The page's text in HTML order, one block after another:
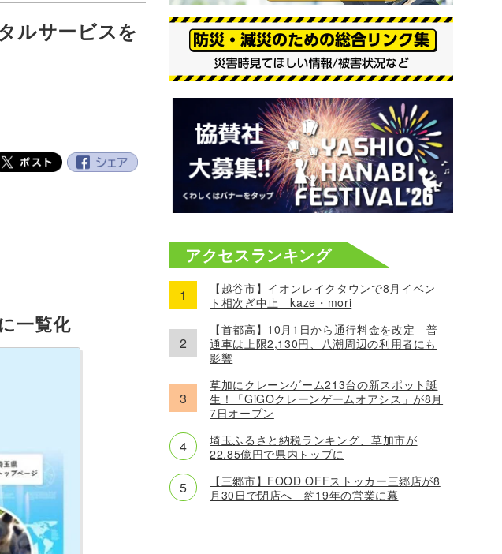
ルサービスを
一覧化
アクセスランキング
【越谷市】イオンレイクタウンで8月イベン
ト相次ぎ中止 kaze・mori
【首都高】10月1日から通行料金を改定 普
通車は上限2,130円、八潮周辺の利用者にも
影響
草加にクレーンゲーム213台の新スポット誕
生！「GiGOクレーンゲームオアシス」が8月
7日オープン
埼玉ふるさと納税ランキング、草加市が
22.85億円で県内トップに
【三郷市】FOOD OFFストッカー三郷店が8
月30日で閉店へ 約19年の営業に幕